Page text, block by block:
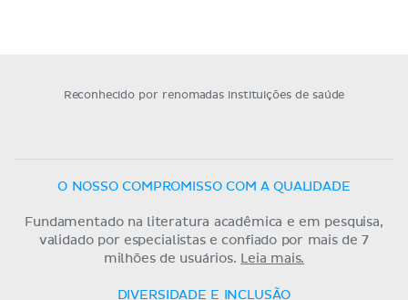
Reconhecido por renomadas instituições de saúde
O NOSSO COMPROMISSO COM A QUALIDADE
Fundamentado na literatura acadêmica e em pesquisa,
validado por especialistas e confiado por mais de 7
milhões de usuários. Leia mais.
DIVERSIDADE E INCLUSÃO